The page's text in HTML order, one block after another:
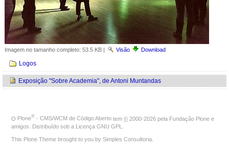
Imagem no tamanho completo: 53.5 KB| Visão Download
Logos
Exposição "Sobre Academia", de Antoni Muntandas
O Plone® - CMS/WCM de Código Aberto tem © 2000-2026 pela Fundação Plone e
amigos. Distribuído sob a Licença GNU GPL
This Plone Theme brought to you by Simples Consultoria